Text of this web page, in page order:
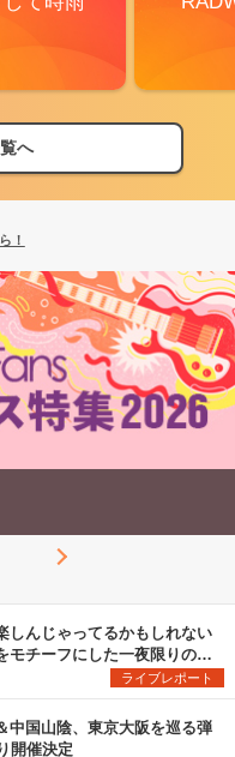
へ
！
発表！
！
発表！
んじゃってるかもしれない
モチーフにした一夜限りのス
レポート
ライブレポート
中国山陰、東京大阪を巡る弾
開催決定